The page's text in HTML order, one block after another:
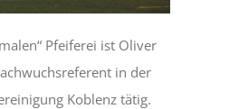
Pfeiferei ist Oliver
in der
Koblenz tätig.